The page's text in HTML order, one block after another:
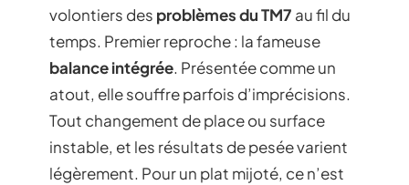
volontiers des problèmes du TM7 au fil du
temps. Premier reproche : la fameuse
balance intégrée. Présentée comme un
atout, elle souffre parfois d’imprécisions.
Tout changement de place ou surface
instable, et les résultats de pesée varient
légèrement. Pour un plat mijoté, ce n’est